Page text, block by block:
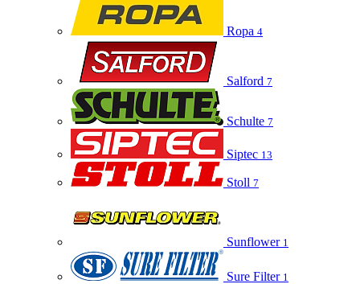
Ropa 4
Salford 7
Schulte 7
Siptec 13
Stoll 7
Sunflower 1
Sure Filter 1